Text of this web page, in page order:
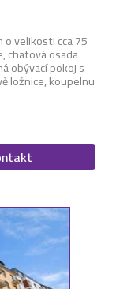
o velikosti cca 75
chatová osada
obývací pokoj s
ložnice, koupelnu